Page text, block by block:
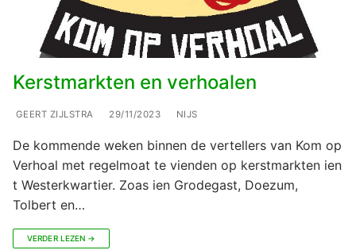
Kerstmarkten en verhoalen
GEERT ZIJLSTRA 29/11/2023 NIJS
De kommende weken binnen de vertellers van Kom op
Verhoal met regelmoat te vienden op kerstmarkten ien
t Westerkwartier. Zoas ien Grodegast, Doezum,
Tolbert en…
VERDER LEZEN →